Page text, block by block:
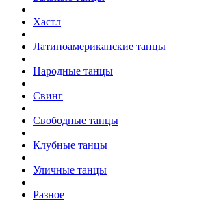
|
Хастл
|
Латиноамериканские танцы
|
Народные танцы
|
Свинг
|
Свободные танцы
|
Клубные танцы
|
Уличные танцы
|
Разное